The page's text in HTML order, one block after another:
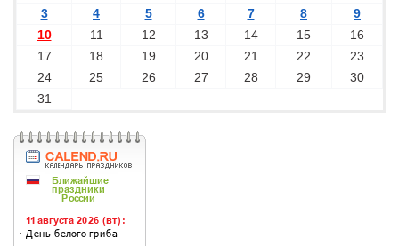
3
4 5 6 7 8
9
10
11 12 13 14 15
16
17
18 19 20 21 22
23
24
25 26 27 28 29
30
31